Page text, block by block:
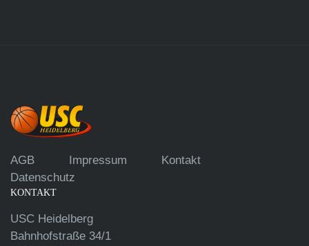
AGB Impressum
Kontakt
Datenschutz
KONTAKT
USC Heidelberg
Bahnhofstraße 34/1